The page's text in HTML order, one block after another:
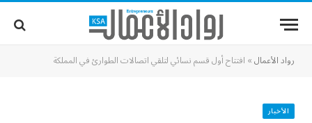
رواد الأعمال» افتتاح أول قسم نسائي لتلقي اتصالات الطوارئ في المملكة
الأخبار